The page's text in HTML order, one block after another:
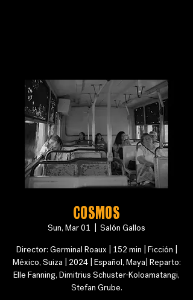
COSMOS
Sun, Mar 01
Salón Gallos
Director: Germinal Roaux | 152 min | Ficción |
México, Suiza | 2024 | Español, Maya| Reparto:
Elle Fanning, Dimitrius Schuster-Koloamatangi,
Stefan Grube.